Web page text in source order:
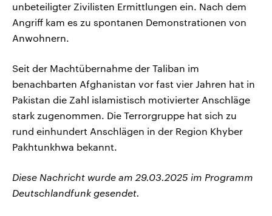
unbeteiligter Zivilisten Ermittlungen ein. Nach dem
Angriff kam es zu spontanen Demonstrationen von
Anwohnern.
Seit der Machtübernahme der Taliban im
benachbarten Afghanistan vor fast vier Jahren hat in
Pakistan die Zahl islamistisch motivierter Anschläge
stark zugenommen. Die Terrorgruppe hat sich zu
rund einhundert Anschlägen in der Region Khyber
Pakhtunkhwa bekannt.
Diese Nachricht wurde am 29.03.2025 im Programm
Deutschlandfunk gesendet.